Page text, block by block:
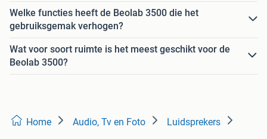
Welke functies heeft de Beolab 3500 die het
gebruiksgemak verhogen?
Wat voor soort ruimte is het meest geschikt voor de
Beolab 3500?
Home Audio, Tv en Foto Luidsprekers